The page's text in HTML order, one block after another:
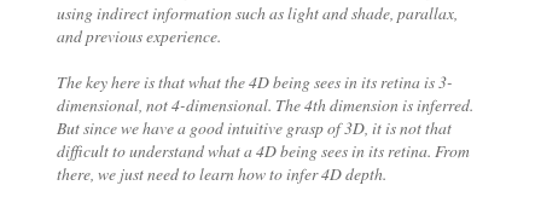
using indirect information such as light and shade, parallax,
and previous experience.
The key here is that what the 4D being sees in its retina is 3-
dimensional, not 4-dimensional. The 4th dimension is inferred.
But since we have a good intuitive grasp of 3D, it is not that
difficult to understand what a 4D being sees in its retina. From
there, we just need to learn how to infer 4D depth.